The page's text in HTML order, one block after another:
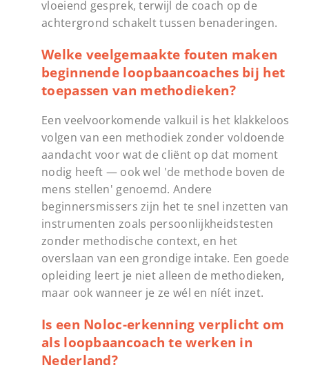
vloeiend gesprek, terwijl de coach op de
achtergrond schakelt tussen benaderingen.
Welke veelgemaakte fouten maken
beginnende loopbaancoaches bij het
toepassen van methodieken?
Een veelvoorkomende valkuil is het klakkeloos
volgen van een methodiek zonder voldoende
aandacht voor wat de cliënt op dat moment
nodig heeft — ook wel 'de methode boven de
mens stellen' genoemd. Andere
beginnersmissers zijn het te snel inzetten van
instrumenten zoals persoonlijkheidstesten
zonder methodische context, en het
overslaan van een grondige intake. Een goede
opleiding leert je niet alleen de methodieken,
maar ook wanneer je ze wél en níét inzet.
Is een Noloc-erkenning verplicht om
als loopbaancoach te werken in
Nederland?